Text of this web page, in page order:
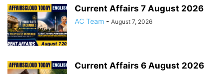
Current Affairs 7 August 2026
AC Team - August 7, 2026
Current Affairs 6 August 2026